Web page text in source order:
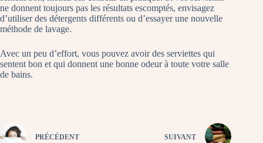
ne donnent toujours pas les résultats escomptés, envisagez
d’utiliser des détergents différents ou d’essayer une nouvelle
méthode de lavage.
Avec un peu d’effort, vous pouvez avoir des serviettes qui
sentent bon et qui donnent une bonne odeur à toute votre salle
de bains.
PRÉCÉDENT SUIVANT